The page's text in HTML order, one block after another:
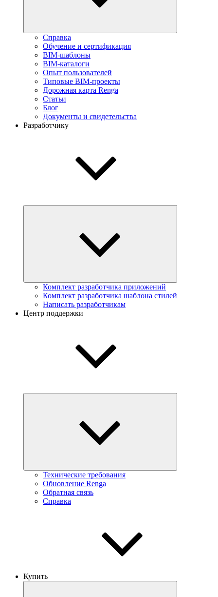
Справка
Обучение и сертификация
BIM-шаблоны
BIM-каталоги
Опыт пользователей
Типовые BIM-проекты
Дорожная карта Renga
Статьи
Блог
Документы и свидетельства
Разработчику
Комплект разработчика приложений
Комплект разработчика шаблона стилей
Написать разработчикам
Центр поддержки
Технические требования
Обновление Renga
Обратная связь
Справка
Купить